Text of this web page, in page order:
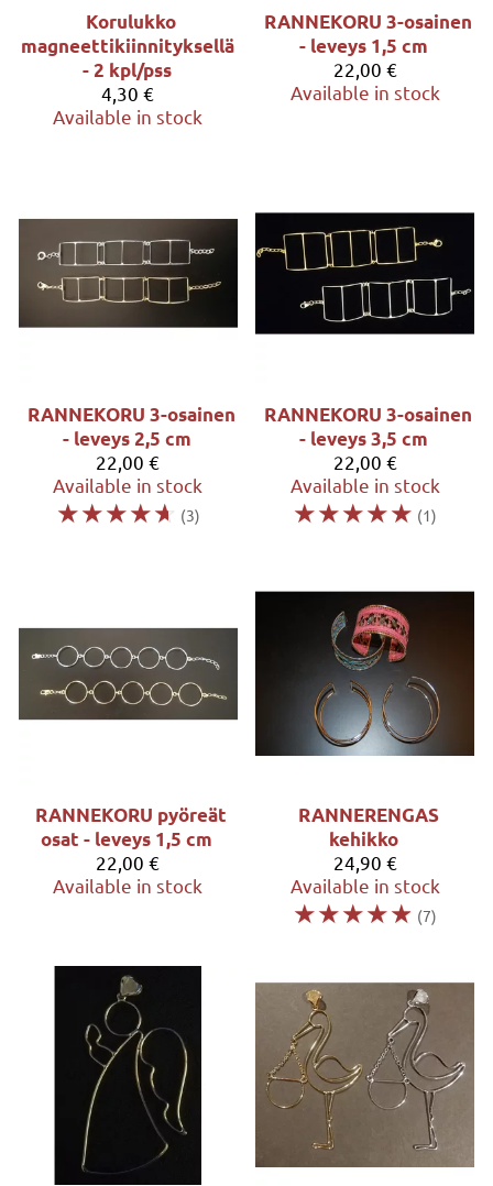
Korulukko
magneettikiinnityksellä
- 2 kpl/pss
4,30 €
Available in stock
RANNEKORU 3-osainen
- leveys 1,5 cm
22,00 €
Available in stock
RANNEKORU 3-osainen
- leveys 2,5 cm
22,00 €
Available in stock
☆☆☆☆☆ (3)
RANNEKORU 3-osainen
- leveys 3,5 cm
22,00 €
Available in stock
☆☆☆☆☆ (1)
RANNEKORU pyöreät
osat - leveys 1,5 cm
22,00 €
Available in stock
RANNERENGAS
kehikko
24,90 €
Available in stock
☆☆☆☆☆ (7)